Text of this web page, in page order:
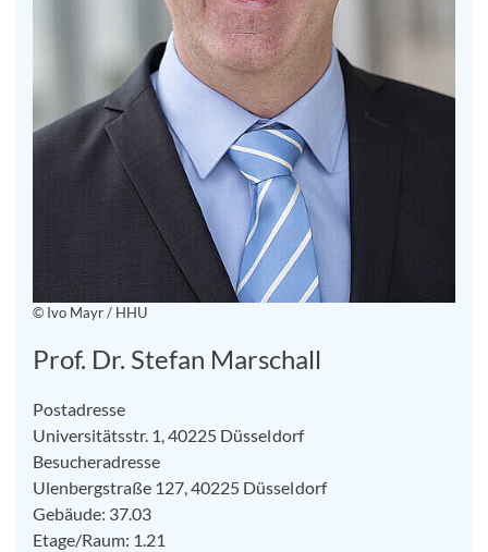
© Ivo Mayr / HHU
Prof. Dr. Stefan Marschall
Postadresse
Universitätsstr. 1, 40225 Düsseldorf
Besucheradresse
Ulenbergstraße 127, 40225 Düsseldorf
Gebäude: 37.03
Etage/Raum: 1.21